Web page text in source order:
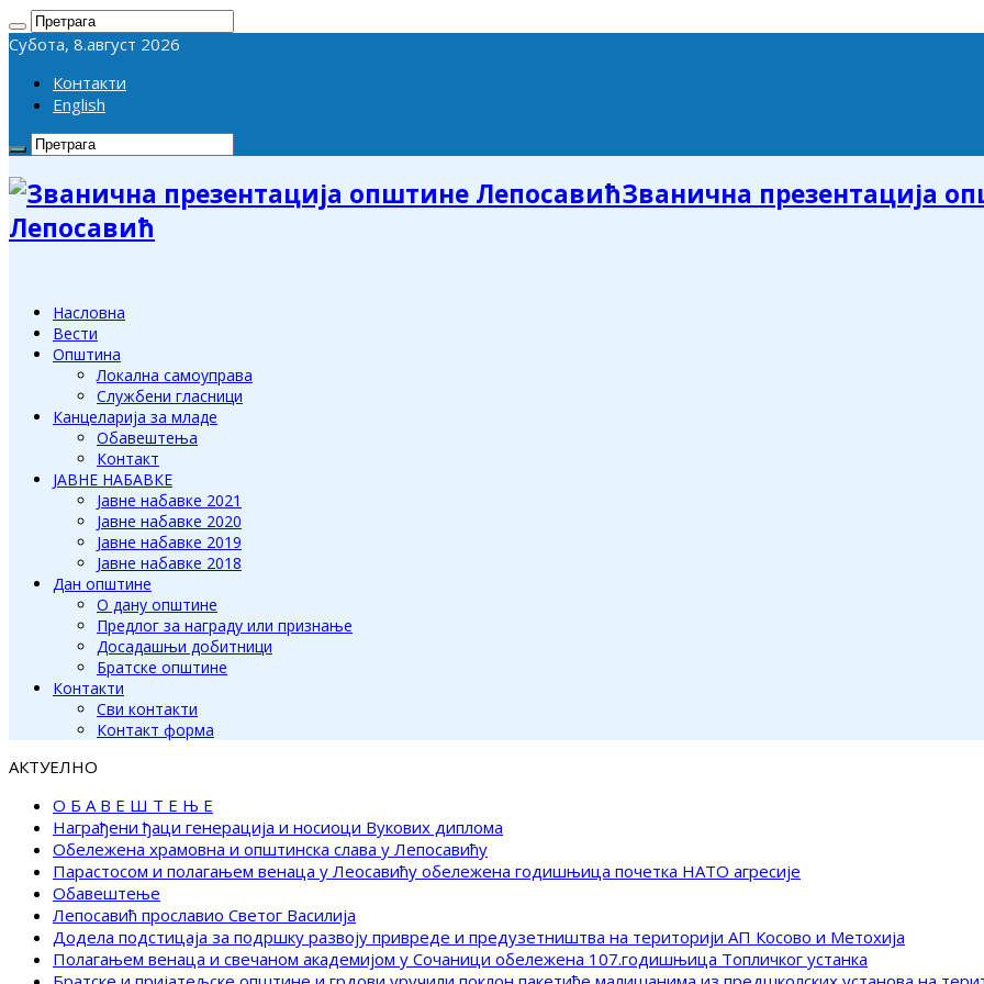
Субота, 8.август 2026
Контакти
English
Званична презентација
Лепосавић
Насловна
Вести
Општина
Локална самоуправа
Службени гласници
Канцеларија за младе
Обавештења
Контакт
ЈАВНЕ НАБАВКЕ
Јавне набавке 2021
Јавне набавке 2020
Јавне набавке 2019
Јавне набавке 2018
Дан општине
О дану општине
Предлог за награду или признање
Досадашњи добитници
Братске општине
Контакти
Сви контакти
Контакт форма
АКТУЕЛНО
О Б А В Е Ш Т Е Њ Е
Награђени ђаци генерација и носиоци Вукових диплома
Обележена храмовна и општинска слава у Лепосавићу
Парастосом и полагањем венаца у Леосавићу обележена годишњица почетка НАТО агресије
Обавештење
Лепосавић прославио Светог Василија
Додела подстицаја за подршку развоју привреде и предузетништва на територији АП Косово и Метохија
Полагањем венаца и свечаном академијом у Сочаници обележена 107.годишњица Топличког устанка